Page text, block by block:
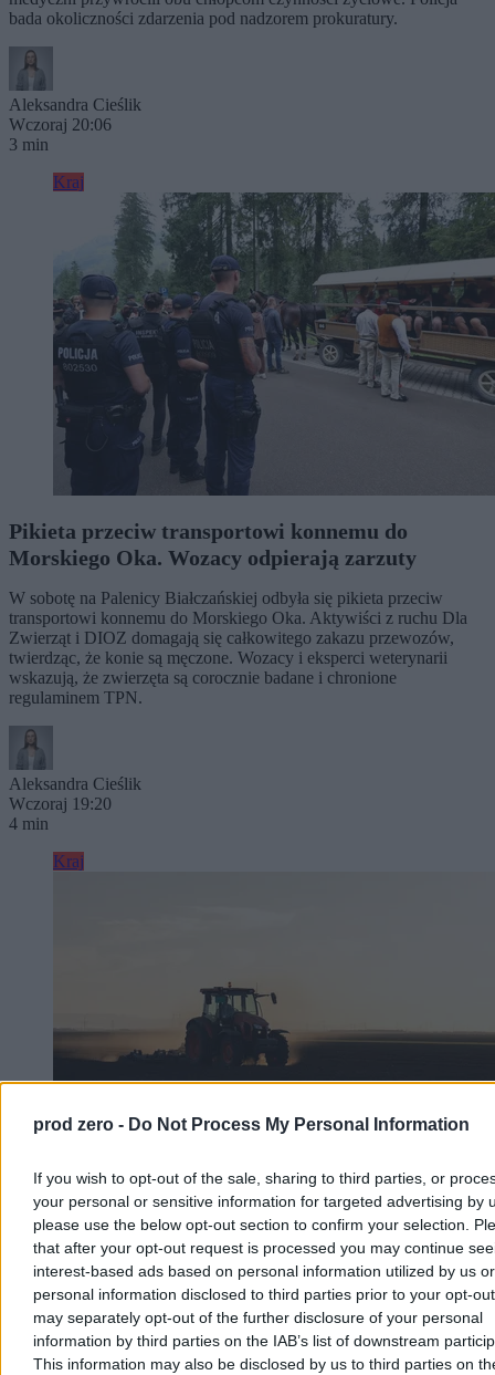
prod zero - Do Not Process My Personal Information
If you wish to opt-out of the sale, sharing to third parties, or
your personal or sensitive information for targeted advertising by
please use the below opt-out section to confirm your selection.
that after your opt-out request is processed you may continue
interest-based ads based on personal information utilized by us or
personal information disclosed to third parties prior to your opt-
may separately opt-out of the further disclosure of your personal
information by third parties on the IAB’s list of downstream
This information may also be disclosed by us to third parties on
bada okoliczności zdarzenia pod nadzorem prokuratury.
Aleksandra Cieślik
Wczoraj 20:06
3 min
Kraj
Pikieta przeciw transportowi konnemu do
Morskiego Oka. Wozacy odpierają zarzuty
W sobotę na Palenicy Białczańskiej odbyła się pikieta przeciw
transportowi konnemu do Morskiego Oka. Aktywiści z ruchu Dla
Zwierząt i DIOZ domagają się całkowitego zakazu przewozów,
twierdząc, że konie są męczone. Wozacy i eksperci weterynarii
wskazują, że zwierzęta są corocznie badane i chronione
regulaminem TPN.
Aleksandra Cieślik
Wczoraj 19:20
4 min
Kraj
Rolnik zaorał nowy asfalt w Gliwicach. Straty to
ok. 400 tys. zł
W piątek w gliwickiej dzielnicy Ostropa 60-letni rolnik ciągnikiem
marki Ursus celowo wjechał na świeżo położony asfalt, niszcząc
pługiem ok. 200 metrów nowej jezdni. Twierdził, że droga należy
do niego. Policja zatrzymała go na gorącym uczynku. Straty
oszacowano wstępnie na ok. 400 tys. zł.